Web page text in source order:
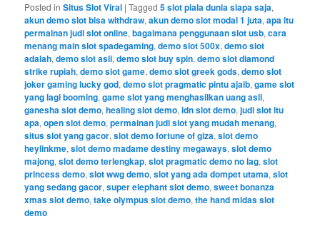
Posted in Situs Slot Viral |Tagged 5 slot piala dunia siapa saja,
akun demo slot bisa withdraw,akun demo slot modal 1 juta,apa itu
permainan judi slot online,bagaimana penggunaan slot usb,cara
menang main slot spadegaming,demo slot 500x,demo slot
adalah,demo slot asli,demo slot buy spin,demo slot diamond
strike rupiah,demo slot game,demo slot greek gods,demo slot
joker gaming lucky god,demo slot pragmatic pintu ajaib,game slot
yang lagi booming,game slot yang menghasilkan uang asli,
ganesha slot demo,healing slot demo,idn slot demo,judi slot itu
apa,open slot demo,permainan judi slot yang mudah menang,
situs slot yang gacor,slot demo fortune of giza,slot demo
heylinkme,slot demo madame destiny megaways,slot demo
majong,slot demo terlengkap,slot pragmatic demo no lag,slot
princess demo,slot wwg demo,slot yang ada dompet utama,slot
yang sedang gacor,super elephant slot demo,sweet bonanza
xmas slot demo,take olympus slot demo,the hand midas slot
demo